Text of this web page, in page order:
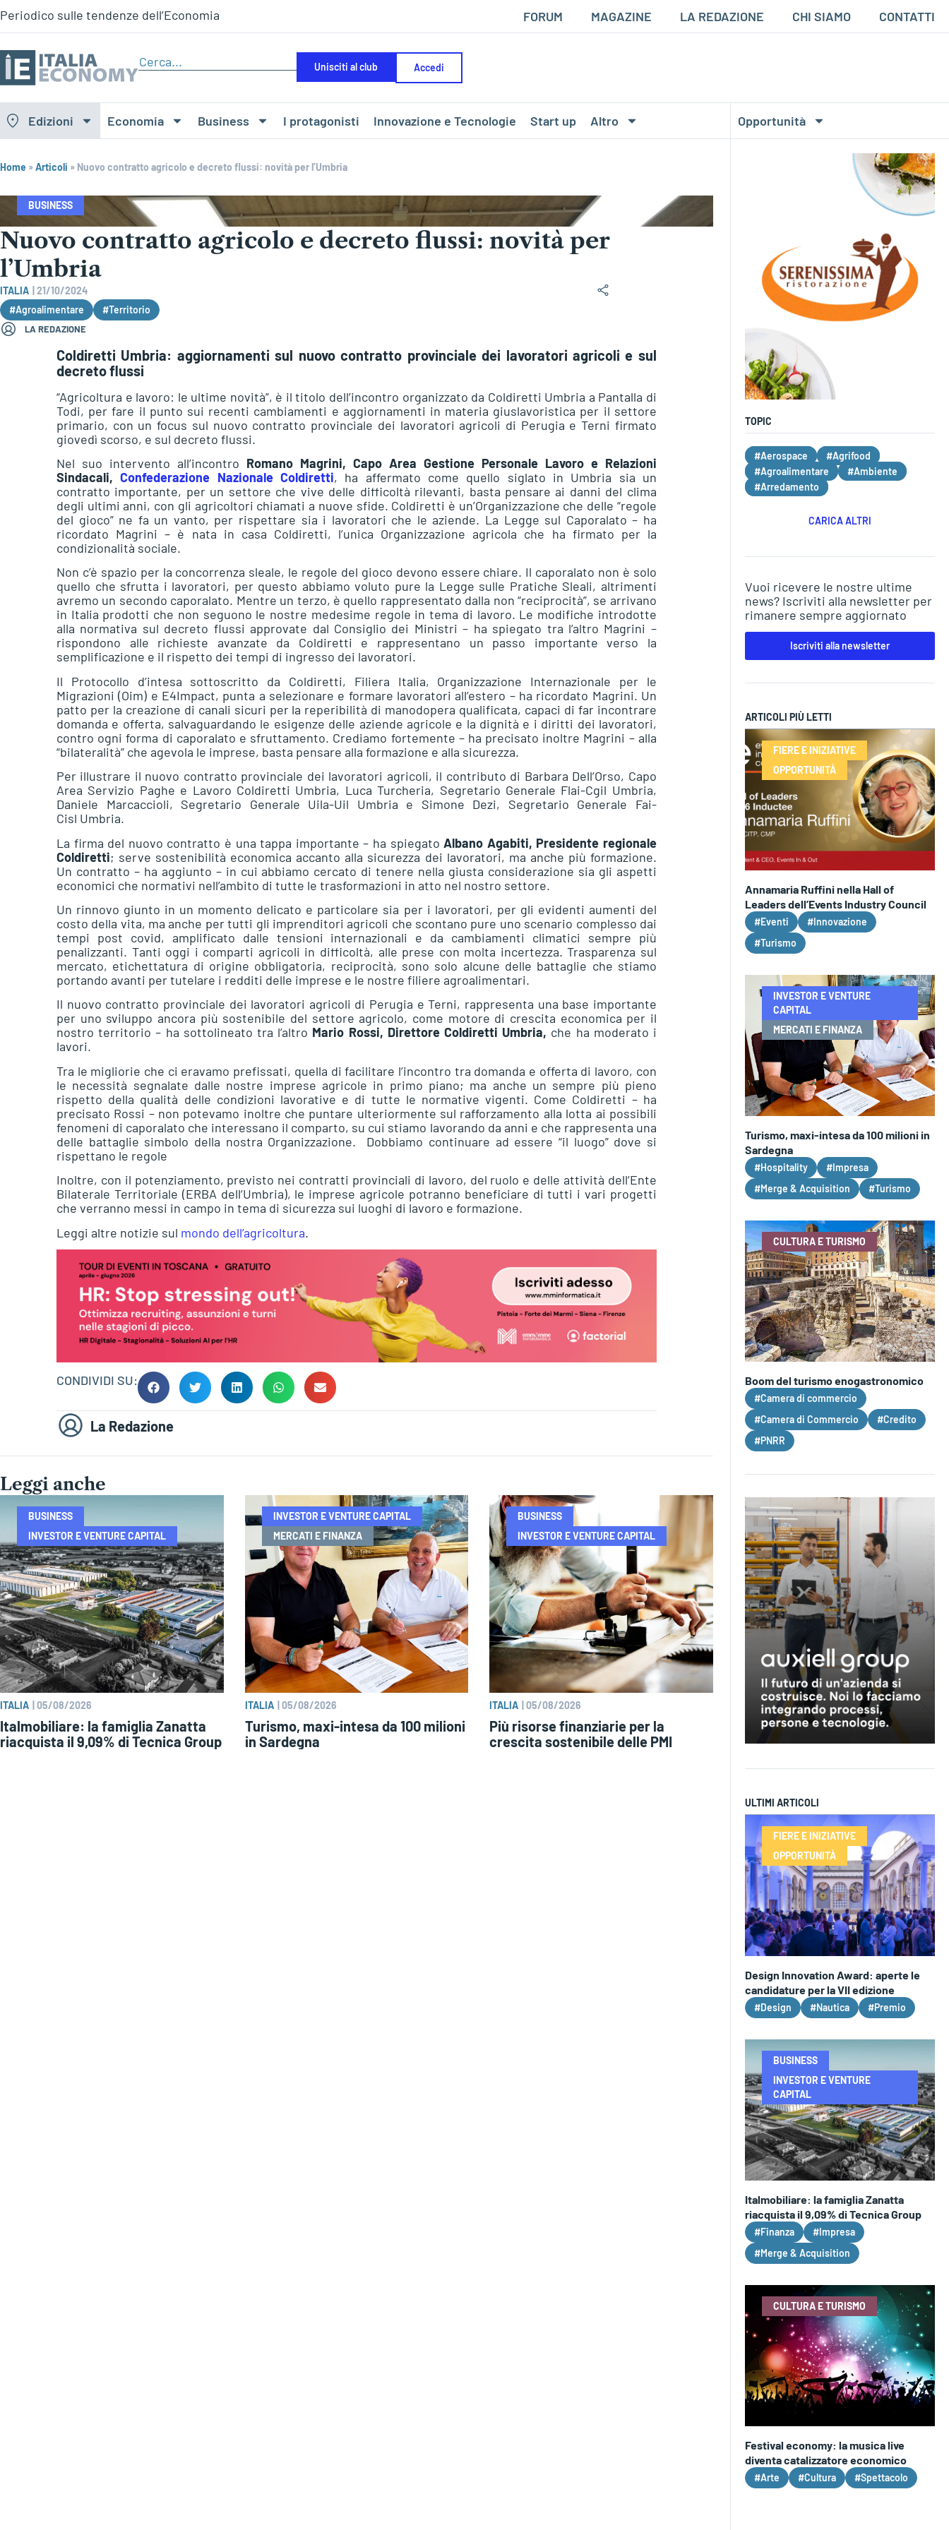
Periodico sulle tendenze dell’Economia FORUM MAGAZINE LA REDAZIONE CHI SIAMO CONTATTI
Unisciti al club Accedi
Edizioni Economia Business I protagonisti Innovazione e Tecnologie Start up Altro Opportunità
Home »Articoli » Nuovo contratto agricolo e decreto flussi: novità per l’Umbria
BUSINESS
Nuovo contratto agricolo e decreto flussi: novità per
l’Umbria
ITALIA
21/10/2024
#Agroalimentare
#Territorio
LA REDAZIONE
Coldiretti Umbria: aggiornamenti sul nuovo contratto provinciale dei lavoratori agricoli e sul
decreto flussi
“Agricoltura e lavoro: le ultime novità”, è il titolo dell’incontro organizzato da Coldiretti Umbria a Pantalla di
Todi, per fare il punto sui recenti cambiamenti e aggiornamenti in materia giuslavoristica per il settore
primario, con un focus sul nuovo contratto provinciale dei lavoratori agricoli di Perugia e Terni firmato
giovedì scorso, e sul decreto flussi.
Nel suo intervento all’incontro Romano Magrini, Capo Area Gestione Personale Lavoro e Relazioni
Sindacali,Confederazione Nazionale Coldiretti, ha affermato come quello siglato in Umbria sia un
contratto importante, per un settore che vive delle difficoltà rilevanti, basta pensare ai danni del clima
degli ultimi anni, con gli agricoltori chiamati a nuove sfide. Coldiretti è un’Organizzazione che delle “regole
del gioco” ne fa un vanto, per rispettare sia i lavoratori che le aziende. La Legge sul Caporalato – ha
ricordato Magrini – è nata in casa Coldiretti, l’unica Organizzazione agricola che ha firmato per la
condizionalità sociale.
Non c’è spazio per la concorrenza sleale, le regole del gioco devono essere chiare. Il caporalato non è solo
quello che sfrutta i lavoratori, per questo abbiamo voluto pure la Legge sulle Pratiche Sleali, altrimenti
avremo un secondo caporalato. Mentre un terzo, è quello rappresentato dalla non “reciprocità”, se arrivano
in Italia prodotti che non seguono le nostre medesime regole in tema di lavoro. Le modifiche introdotte
alla normativa sul decreto flussi approvate dal Consiglio dei Ministri – ha spiegato tra l’altro Magrini –
rispondono alle richieste avanzate da Coldiretti e rappresentano un passo importante verso la
semplificazione e il rispetto dei tempi di ingresso dei lavoratori.
Il Protocollo d’intesa sottoscritto da Coldiretti, Filiera Italia, Organizzazione Internazionale per le
Migrazioni (Oim) e E4Impact, punta a selezionare e formare lavoratori all’estero – ha ricordato Magrini. Un
patto per la creazione di canali sicuri per la reperibilità di manodopera qualificata, capaci di far incontrare
domanda e offerta, salvaguardando le esigenze delle aziende agricole e la dignità e i diritti dei lavoratori,
contro ogni forma di caporalato e sfruttamento. Crediamo fortemente – ha precisato inoltre Magrini – alla
“bilateralità” che agevola le imprese, basta pensare alla formazione e alla sicurezza.
Per illustrare il nuovo contratto provinciale dei lavoratori agricoli, il contributo di Barbara Dell’Orso, Capo
Area Servizio Paghe e Lavoro Coldiretti Umbria, Luca Turcheria, Segretario Generale Flai-Cgil Umbria,
Daniele Marcaccioli, Segretario Generale Uila-Uil Umbria e Simone Dezi, Segretario Generale Fai-
Cisl Umbria.
La firma del nuovo contratto è una tappa importante – ha spiegatoAlbano Agabiti, Presidente regionale
Coldiretti; serve sostenibilità economica accanto alla sicurezza dei lavoratori, ma anche più formazione.
Un contratto – ha aggiunto – in cui abbiamo cercato di tenere nella giusta considerazione sia gli aspetti
economici che normativi nell’ambito di tutte le trasformazioni in atto nel nostro settore.
Un rinnovo giunto in un momento delicato e particolare sia per i lavoratori, per gli evidenti aumenti del
costo della vita, ma anche per tutti gli imprenditori agricoli che scontano pure uno scenario complesso dai
tempi post covid, amplificato dalle tensioni internazionali e da cambiamenti climatici sempre più
penalizzanti. Tanti oggi i comparti agricoli in difficoltà, alle prese con molta incertezza. Trasparenza sul
mercato, etichettatura di origine obbligatoria, reciprocità, sono solo alcune delle battaglie che stiamo
portando avanti per tutelare i redditi delle imprese e le nostre filiere agroalimentari.
Il nuovo contratto provinciale dei lavoratori agricoli di Perugia e Terni, rappresenta una base importante
per uno sviluppo ancora più sostenibile del settore agricolo, come motore di crescita economica per il
nostro territorio – ha sottolineato tra l’altro Mario Rossi, Direttore Coldiretti Umbria, che ha moderato i
lavori.
Tra le migliorie che ci eravamo prefissati, quella di facilitare l’incontro tra domanda e offerta di lavoro, con
le necessità segnalate dalle nostre imprese agricole in primo piano; ma anche un sempre più pieno
rispetto della qualità delle condizioni lavorative e di tutte le normative vigenti. Come Coldiretti – ha
precisato Rossi – non potevamo inoltre che puntare ulteriormente sul rafforzamento alla lotta ai possibili
fenomeni di caporalato che interessano il comparto, su cui stiamo lavorando da anni e che rappresenta una
delle battaglie simbolo della nostra Organizzazione. Dobbiamo continuare ad essere “il luogo” dove si
rispettano le regole
Inoltre, con il potenziamento, previsto nei contratti provinciali di lavoro, del ruolo e delle attività dell’Ente
Bilaterale Territoriale (ERBA dell’Umbria), le imprese agricole potranno beneficiare di tutti i vari progetti
che verranno messi in campo in tema di sicurezza sui luoghi di lavoro e formazione.
Leggi altre notizie sul mondo dell’agricoltura.
CONDIVIDI SU:
La Redazione
Leggi anche
BUSINESS
INVESTOR E VENTURE CAPITAL
ITALIA 05/08/2026
Italmobiliare: la famiglia Zanatta
riacquista il 9,09% di Tecnica Group
INVESTOR E VENTURE CAPITAL
MERCATI E FINANZA
ITALIA 05/08/2026
Turismo, maxi-intesa da 100 milioni
in Sardegna
BUSINESS
INVESTOR E VENTURE CAPITAL
ITALIA |05/08/2026
Più risorse finanziarie per la
crescita sostenibile delle PMI
TOPIC
#Aerospace
#Agrifood
#Agroalimentare
#Ambiente
#Arredamento
CARICA ALTRI
Vuoi ricevere le nostre ultime
news? Iscriviti alla newsletter per
rimanere sempre aggiornato
Iscriviti alla newsletter
ARTICOLI PIÙ LETTI
FIERE E INIZIATIVE
OPPORTUNITÀ
Annamaria Ruffini nella Hall of
Leaders dell’Events Industry Council
#Eventi
#Innovazione
#Turismo
INVESTOR E VENTURE
CAPITAL
MERCATI E FINANZA
Turismo, maxi-intesa da 100 milioni in
Sardegna
#Hospitality
#Impresa
#Merge & Acquisition
#Turismo
CULTURA E TURISMO
Boom del turismo enogastronomico
#Camera di commercio
#Camera di Commercio
#Credito
#PNRR
ULTIMI ARTICOLI
FIERE E INIZIATIVE
OPPORTUNITÀ
Design Innovation Award: aperte le
candidature per la VII edizione
#Design #Nautica #Premio
BUSINESS
INVESTOR E VENTURE
CAPITAL
Italmobiliare: la famiglia Zanatta
riacquista il 9,09% di Tecnica Group
#Finanza
#Impresa
#Merge & Acquisition
CULTURA E TURISMO
Festival economy: la musica live
diventa catalizzatore economico
#Arte #Cultura #Spettacolo